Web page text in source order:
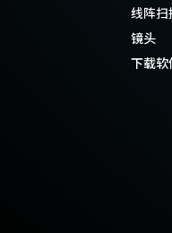
线阵
镜头
下载软